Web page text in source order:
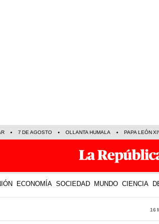
7 DE AGOSTO OLLANTA HUMALA PAPA LEÓN
ECONOMÍA SOCIEDAD MUNDO CIENCIA
16